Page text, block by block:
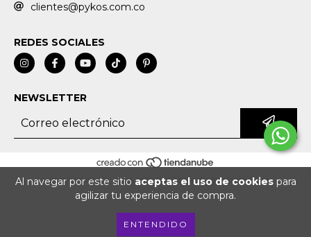
Al navegar por este sitio aceptas el uso de cookiespara
agilizar tu experiencia de compra.
ENTENDIDO
clientes@pykos.com.co
REDES SOCIALES
NEWSLETTER
COPYRIGHT PYKOS - 2026. TODOS LOS DERECHOS RESERVADOS.